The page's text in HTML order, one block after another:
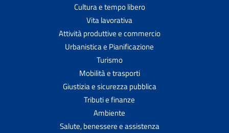
Cultura e tempo libero
Vita lavorativa
Attività produttive e commercio
Urbanistica e Pianificazione
Turismo
Mobilità e trasporti
Giustizia e sicurezza pubblica
Tributi e finanze
Ambiente
Salute, benessere e assistenza